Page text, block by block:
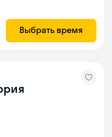
Выбрать время